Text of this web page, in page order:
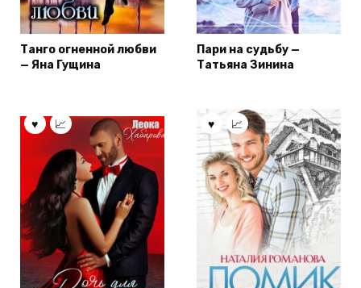
Танго огненной любви
— Яна Гущина
Пари на судьбу —
Татьяна Зинина